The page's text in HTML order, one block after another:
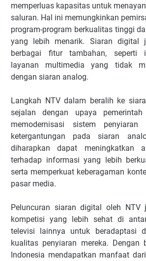
memperluas kapasitas untuk
saluran. Hal ini memungkinkan
program-program berkualitas tinggi
yang lebih menarik. Siaran digital
berbagai fitur tambahan, seperti
layanan multimedia yang tidak
dengan siaran analog.
Langkah NTV dalam beralih ke
sejalan dengan upaya
memodernisasi sistem penyiaran
ketergantungan pada siaran
diharapkan dapat meningkatkan
terhadap informasi yang lebih
serta memperkuat keberagaman
pasar media.
Peluncuran siaran digital oleh NTV
kompetisi yang lebih sehat di
televisi lainnya untuk beradaptasi
kualitas penyiaran mereka. Dengan
Indonesia mendapatkan manfaat